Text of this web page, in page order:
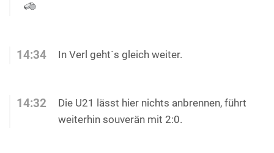
14:34 In Verl geht´s gleich weiter.
14:32
Die U21 lässt hier nichts anbrennen, führt
weiterhin souverän mit 2:0.